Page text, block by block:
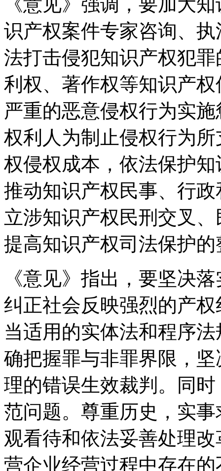
《意见》强调，要加大
识产权案件专家咨询、
法打击侵犯知识产权犯
利权、著作权等知识产
严重的恶意侵权行为实
权利人为制止侵权行为
权侵权成本，依法保护
推动知识产权民事、行
立涉知识产权民刑交叉
提高知识产权司法保护
《意见》指出，要坚决
纠正社会反映强烈的产
当适用的实体法和程序
确把握罪与非罪界限，
理的错误生效裁判。同
范问题。尊重历史，实
观看待和依法妥善处理
营企业经营过程中存在